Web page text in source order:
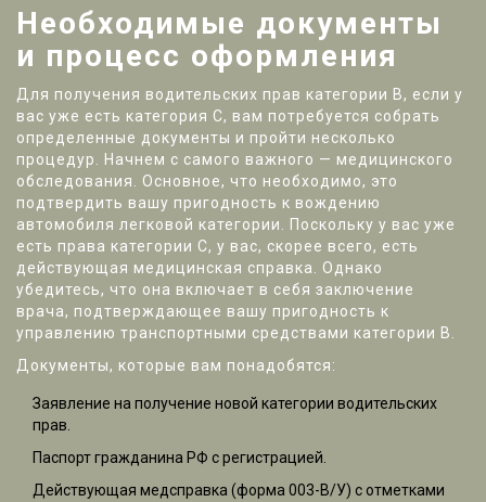
Необходимые документы
и процесс оформления
Для получения водительских прав категории В, если у
вас уже есть категория С, вам потребуется собрать
определенные документы и пройти несколько
процедур. Начнем с самого важного — медицинского
обследования. Основное, что необходимо, это
подтвердить вашу пригодность к вождению
автомобиля легковой категории. Поскольку у вас уже
есть права категории С, у вас, скорее всего, есть
действующая медицинская справка. Однако
убедитесь, что она включает в себя заключение
врача, подтверждающее вашу пригодность к
управлению транспортными средствами категории В.
Документы, которые вам понадобятся:
Заявление на получение новой категории водительских
прав.
Паспорт гражданина РФ с регистрацией.
Действующая медсправка (форма 003-В/У) с отметками